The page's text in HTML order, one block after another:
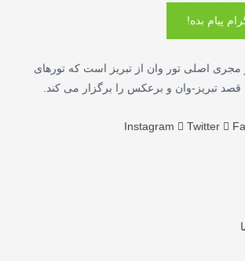
پیام بده!
اصلی تور وان از تبریز است که تورهای
قصد تبریز-وان و برعکس را برگزار می کند.
Instagram Twitter